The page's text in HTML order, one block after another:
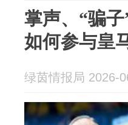
掌声、“骗
如何参与皇
绿茵情报局 2026-